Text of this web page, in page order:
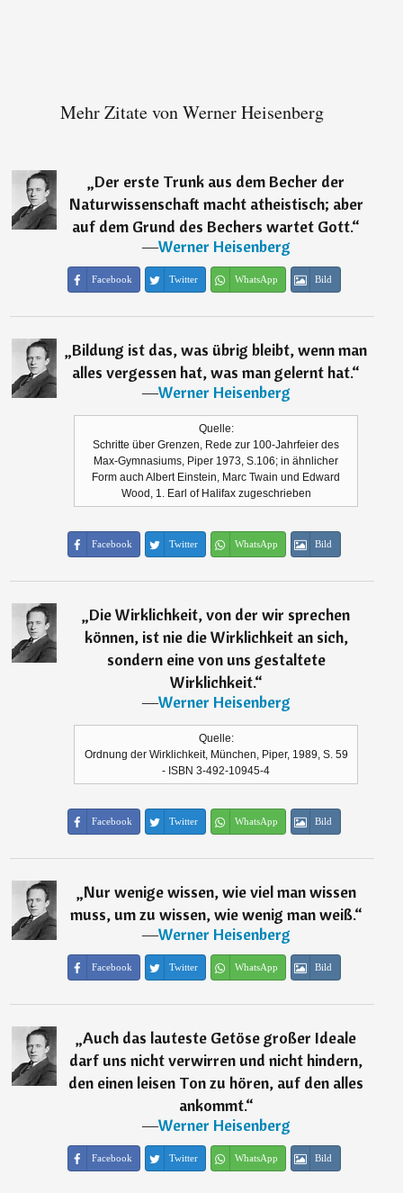
Mehr Zitate von Werner Heisenberg
„Der erste Trunk aus dem Becher der
Naturwissenschaft macht atheistisch; aber
auf dem Grund des Bechers wartet Gott.“
―Werner Heisenberg
Facebook Twitter WhatsApp Bild
„Bildung ist das, was übrig bleibt, wenn man
alles vergessen hat, was man gelernt hat.“
―Werner Heisenberg
Quelle:
Schritte über Grenzen, Rede zur 100-Jahrfeier des
Max-Gymnasiums, Piper 1973, S.106; in ähnlicher
Form auch Albert Einstein, Marc Twain und Edward
Wood, 1. Earl of Halifax zugeschrieben
Facebook Twitter WhatsApp Bild
„Die Wirklichkeit, von der wir sprechen
können, ist nie die Wirklichkeit an sich,
sondern eine von uns gestaltete
Wirklichkeit.“
―Werner Heisenberg
Quelle:
Ordnung der Wirklichkeit, München, Piper, 1989, S. 59
- ISBN 3-492-10945-4
Facebook Twitter WhatsApp Bild
„Nur wenige wissen, wie viel man wissen
muss, um zu wissen, wie wenig man weiß.“
―Werner Heisenberg
Facebook Twitter WhatsApp Bild
„Auch das lauteste Getöse großer Ideale
darf uns nicht verwirren und nicht hindern,
den einen leisen Ton zu hören, auf den alles
ankommt.“
―Werner Heisenberg
Facebook Twitter WhatsApp Bild